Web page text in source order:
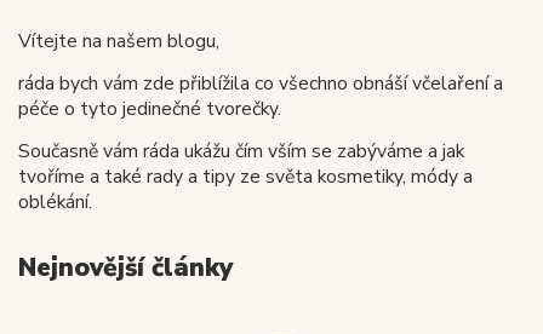
Vítejte na našem blogu,
ráda bych vám zde přiblížila co všechno obnáší včelaření a
péče o tyto jedinečné tvorečky.
Současně vám ráda ukážu čím vším se zabýváme a jak
tvoříme a také rady a tipy ze světa kosmetiky, módy a
oblékání.
Nejnovější články